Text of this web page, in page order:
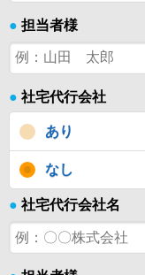
● 担当者様
● 社宅代行会社
あり
なし
● 社宅代行会社名